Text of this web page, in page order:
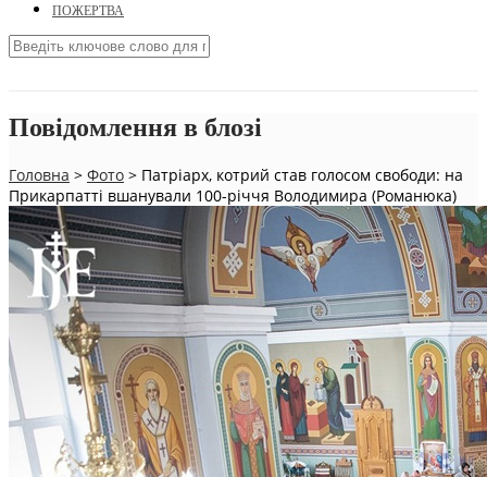
ПОЖЕРТВА
Повідомлення в блозі
Головна > Фото > Патріарх, котрий став голосом свободи: на
Прикарпатті вшанували 100-річчя Володимира (Романюка)